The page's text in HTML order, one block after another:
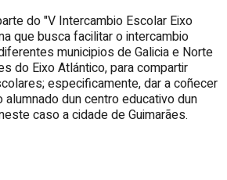
do "V Intercambio Escolar Eixo
que busca facilitar o intercambio
municipios de Galicia e Norte
do Eixo Atlántico, para compartir
especificamente, dar a coñecer
alumnado dun centro educativo dun
caso a cidade de Guimarães.